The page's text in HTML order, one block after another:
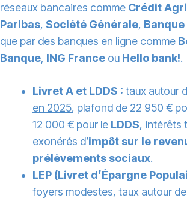
réseaux bancaires comme Crédit
Paribas, Société Générale,
que par des banques en ligne comme
Banque, ING France ou Hello bank!.
Livret A et LDDS : taux autour
en 2025, plafond de 22 950 €
12 000 € pour le LDDS, intérêts
exonérés d’impôt sur le
prélèvements sociaux.
LEP (Livret d’Épargne
foyers modestes, taux autour de